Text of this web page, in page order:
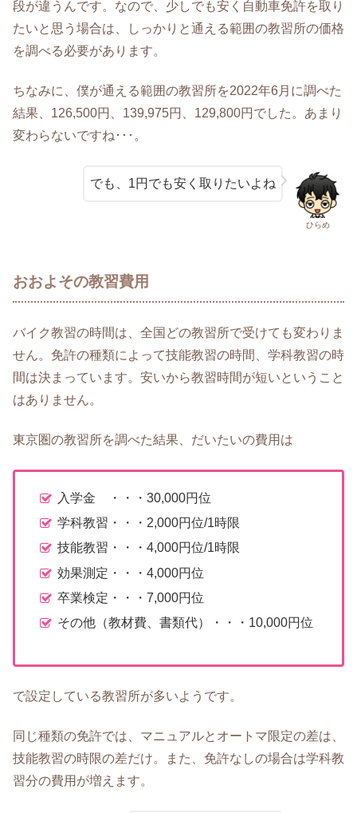
段が違うんです。なので、少しでも安く自動車免許を取り
たいと思う場合は、しっかりと通える範囲の教習所の価格
を調べる必要があります。
ちなみに、僕が通える範囲の教習所を2022年6月に調べた
結果、126,500円、139,975円、129,800円でした。あまり
変わらないですね･･･。
ひらめ
でも、1円でも安く取りたいよね
おおよその教習費用
バイク教習の時間は、全国どの教習所で受けても変わりま
せん。免許の種類によって技能教習の時間、学科教習の時
間は決まっています。安いから教習時間が短いということ
はありません。
東京圏の教習所を調べた結果、だいたいの費用は
入学金 ・・・30,000円位
学科教習・・・2,000円位/1時限
技能教習・・・4,000円位/1時限
効果測定・・・4,000円位
卒業検定・・・7,000円位
その他（教材費、書類代）・・・10,000円位
で設定している教習所が多いようです。
同じ種類の免許では、マニュアルとオートマ限定の差は、
技能教習の時限の差だけ。また、免許なしの場合は学科教
習分の費用が増えます。